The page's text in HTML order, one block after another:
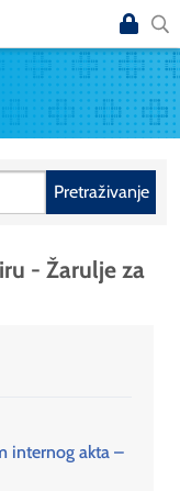
Pretraživanje
- Žarulje za
internog akta –